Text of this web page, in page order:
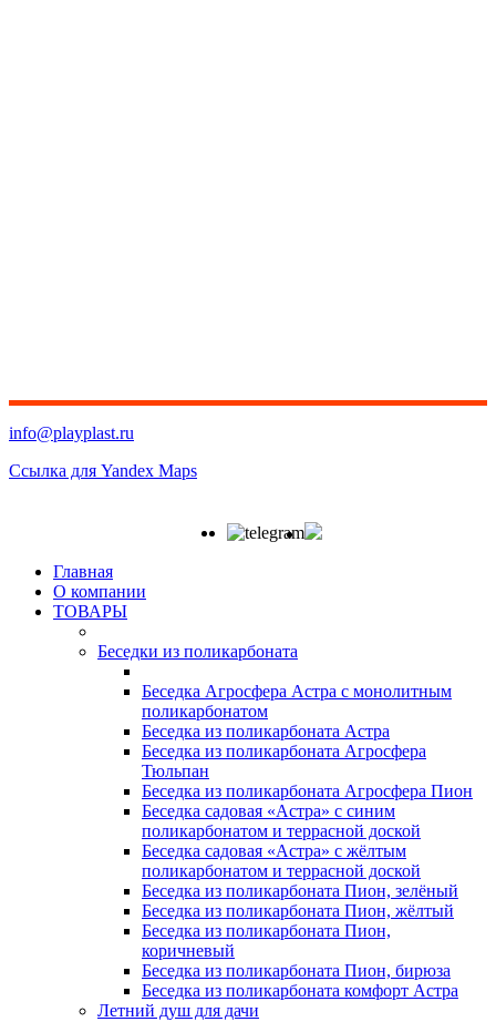
info@playplast.ru
Ссылка для Yandex Maps
Главная
О компании
ТОВАРЫ
Беседки из поликарбоната
Беседка Агросфера Астра с монолитным
поликарбонатом
Беседка из поликарбоната Астра
Беседка из поликарбоната Агросфера
Тюльпан
Беседка из поликарбоната Агросфера Пион
Беседка садовая «Астра» с синим
поликарбонатом и террасной доской
Беседка садовая «Астра» с жёлтым
поликарбонатом и террасной доской
Беседка из поликарбоната Пион, зелёный
Беседка из поликарбоната Пион, жёлтый
Беседка из поликарбоната Пион,
коричневый
Беседка из поликарбоната Пион, бирюза
Беседка из поликарбоната комфорт Астра
Летний душ для дачи